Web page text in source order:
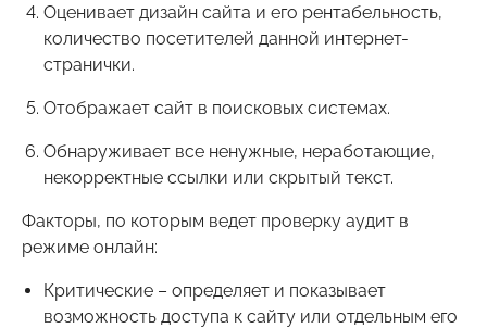
Оценивает дизайн сайта и его рентабельность,
количество посетителей данной интернет-
странички.
Отображает сайт в поисковых системах.
Обнаруживает все ненужные, неработающие,
некорректные ссылки или скрытый текст.
Факторы, по которым ведет проверку аудит в
режиме онлайн:
Критические – определяет и показывает
возможность доступа к сайту или отдельным его